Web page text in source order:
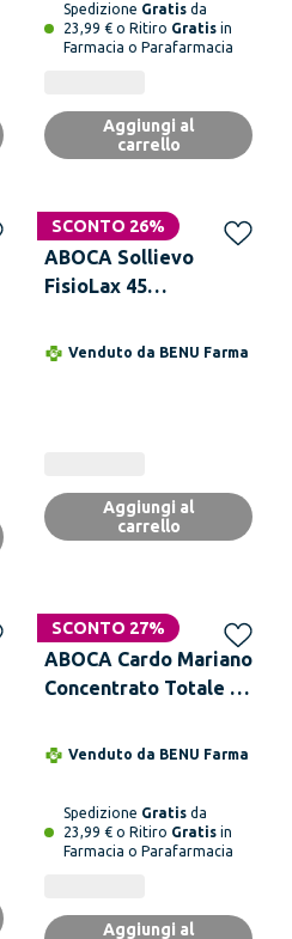
Spedizione Gratis da
23,99 € o Ritiro Gratis in
Farmacia o Parafarmacia
Aggiungi al
carrello
SCONTO 26%
ABOCA Sollievo
FisioLax 45
Venduto da BENU Farma
Aggiungi al
carrello
SCONTO 27%
ABOCA Cardo Mariano
Concentrato Totale 50
Venduto da BENU Farma
Spedizione Gratis da
23,99 € o Ritiro Gratis in
Farmacia o Parafarmacia
Aggiungi al